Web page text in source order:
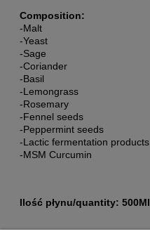
Composition:
-Malt
-Yeast
-Sage
-Coriander
-Basil
-Lemongrass
-Rosemary
-Fennel seeds
-Peppermint seeds
-Lactic fermentation products
-MSM Curcumin
Ilość płynu/quantity: 500Ml